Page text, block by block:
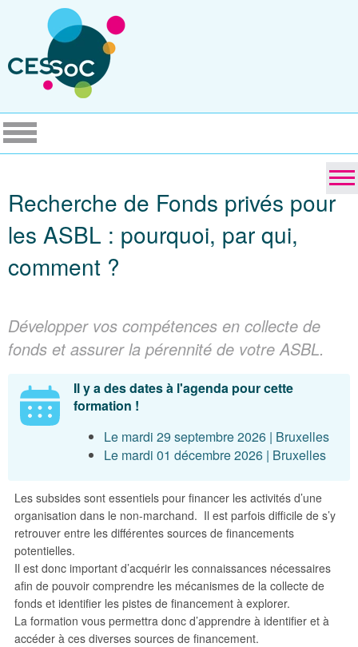
Recherche de Fonds privés pour
les ASBL : pourquoi, par qui,
comment ?
Développer vos compétences en collecte de
fonds et assurer la pérennité de votre ASBL.
Il y a des dates à l'agenda pour cette
formation !
Le mardi 29 septembre 2026 | Bruxelles
Le mardi 01 décembre 2026 | Bruxelles
Les subsides sont essentiels pour financer les activités d’une
organisation dans le non-marchand. Il est parfois difficile de s’y
retrouver entre les différentes sources de financements
potentielles.
Il est donc important d’acquérir les connaissances nécessaires
afin de pouvoir comprendre les mécanismes de la collecte de
fonds et identifier les pistes de financement à explorer.
La formation vous permettra donc d’apprendre à identifier et à
accéder à ces diverses sources de financement.